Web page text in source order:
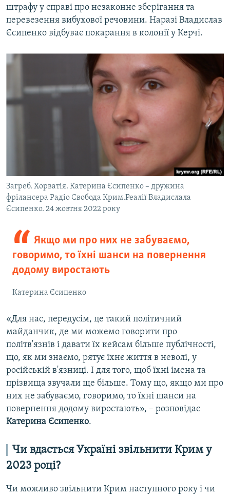
штрафу у справі про незаконне зберігання та
перевезення вибухової речовини. Наразі Владислав
Єсипенко відбуває покарання в колонії у Керчі.
Загреб. Хорватія. Катерина Єсипенко – дружина
фрілансера Радіо Свобода Крим.Реалії Владислала
Єсипенко. 24 жовтня 2022 року
Якщо ми про них не забуваємо,
говоримо, то їхні шанси на повернення
додому виростають
Катерина Єсипенко
«Для нас, передусім, це такий політичний
майданчик, де ми можемо говорити про
політв'язнів і давати їх кейсам більше публічності,
що, як ми знаємо, рятує їхнє життя в неволі, у
російській в'язниці. І для того, щоб їхні імена та
прізвища звучали ще більше. Тому що, якщо ми про
них не забуваємо, говоримо, то їхні шанси на
повернення додому виростають», – розповідає
Катерина Єсипенко.
Чи вдасться Україні звільнити Крим у
2023 році?
Чи можливо звільнити Крим наступного року і чи